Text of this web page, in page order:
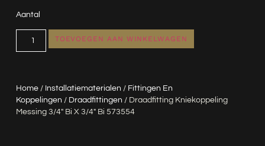
Home/ Installatiematerialen / Fittingen En
Koppelingen / Draadfittingen / Draadfitting Kniekoppeling
Messing 3/4″ Bi X 3/4″ Bi 573554
Aantal
TOEVOEGEN AAN WINKELWAGEN